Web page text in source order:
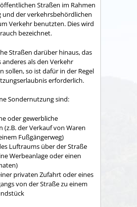
Straßen im Rahmen
und der verkehrsbehördlichen
Verkehr benutzten. Dies wird
bezeichnet.
Straßen darüber hinaus, das
als den Verkehr
sollen, so ist dafür in der Regel
erforderlich.
Sondernutzung sind:
oder gewerbliche
(z.B. der Verkauf von Waren
Fußgängerweg)
Luftraums über der Straße
Werbeanlage oder einen
privaten Zufahrt oder eines
von der Straße zu einem